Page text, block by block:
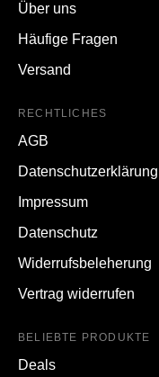
Über uns
Häufige Fragen
Versand
RECHTLICHES
AGB
Datenschutzerklärung
Impressum
Datenschutz
Widerrufsbeleherung
Vertrag widerrufen
BELIEBTE PRODUKTE
Deals